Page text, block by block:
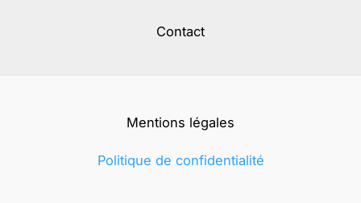
Contact
Mentions légales
Politique de confidentialité